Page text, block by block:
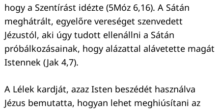
hogy a Szentírást idézte (5Móz 6,16). A Sátán
meghátrált, egyelőre vereséget szenvedett
Jézustól, aki úgy tudott ellenállni a Sátán
próbálkozásainak, hogy alázattal alávetette magát
Istennek (Jak 4,7).
A Lélek kardját, azaz Isten beszédét használva
Jézus bemutatta, hogyan lehet meghiúsítani az